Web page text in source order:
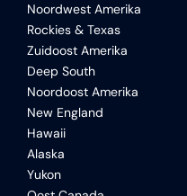
Noordwest Amerika
Rockies & Texas
Zuidoost Amerika
Deep South
Noordoost Amerika
New England
Hawaii
Alaska
Yukon